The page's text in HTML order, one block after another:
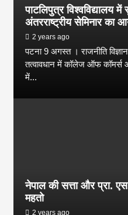
पाटलिपुत्र विश्वविद्यालय
अंतरराष्ट्रीय सेमिनार का
2 years ago
पटना 9 अगस्त । राजनीति
तत्वावधान में कॉलेज ऑफ कॉमर्स
में...
नेपाल की सत्ता और प्रा.
महतो
2 years ago